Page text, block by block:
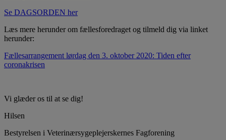
Se DAGSORDEN her
Læs mere herunder om fællesforedraget og tilmeld dig via linket
herunder:
Fællesarrangement lørdag den 3. oktober 2020: Tiden efter
coronakrisen
Vi glæder os til at se dig!
Hilsen
Bestyrelsen i Veterinærsygeplejerskernes Fagforening